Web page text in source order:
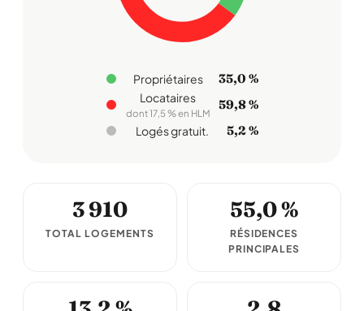
Propriétaires 35,0 %
Locataires
dont 17,5 % en HLM
59,8 %
Logés gratuit. 5,2 %
3 910
TOTAL LOGEMENTS
55,0 %
RÉSIDENCES
PRINCIPALES